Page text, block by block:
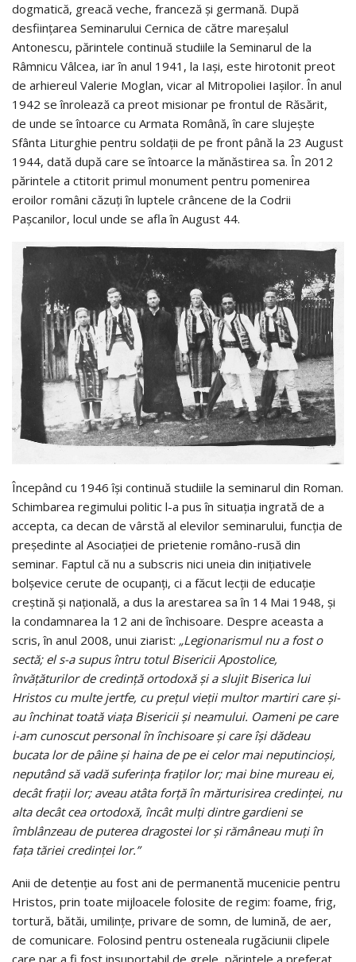
dogmatică, greacă veche, franceză şi germană. După
desfiinţarea Seminarului Cernica de către mareşalul
Antonescu, părintele continuă studiile la Seminarul de la
Râmnicu Vâlcea, iar în anul 1941, la Iaşi, este hirotonit preot
de arhiereul Valerie Moglan, vicar al Mitropoliei Iaşilor. În anul
1942 se înrolează ca preot misionar pe frontul de Răsărit,
de unde se întoarce cu Armata Română, în care slujeşte
Sfânta Liturghie pentru soldaţii de pe front până la 23 August
1944, dată după care se întoarce la mănăstirea sa. În 2012
părintele a ctitorit primul monument pentru pomenirea
eroilor români căzuţi în luptele crâncene de la Codrii
Paşcanilor, locul unde se afla în August 44.
Începând cu 1946 îşi continuă studiile la seminarul din Roman.
Schimbarea regimului politic l-a pus în situaţia ingrată de a
accepta, ca decan de vârstă al elevilor seminarului, funcţia de
preşedinte al Asociaţiei de prietenie româno-rusă din
seminar. Faptul că nu a subscris nici uneia din iniţiativele
bolşevice cerute de ocupanţi, ci a făcut lecţii de educaţie
creştină şi naţională, a dus la arestarea sa în 14 Mai 1948, şi
la condamnarea la 12 ani de închisoare. Despre aceasta a
scris, în anul 2008, unui ziarist: „Legionarismul nu a fost o
sectă; el s-a supus întru totul Bisericii Apostolice,
învăţăturilor de credinţă ortodoxă şi a slujit Biserica lui
Hristos cu multe jertfe, cu preţul vieţii multor martiri care şi-
au închinat toată viaţa Bisericii şi neamului. Oameni pe care
i-am cunoscut personal în închisoare şi care îşi dădeau
bucata lor de pâine şi haina de pe ei celor mai neputincioşi,
neputând să vadă suferinţa fraţilor lor; mai bine mureau ei,
decât fraţii lor; aveau atâta forţă în mărturisirea credinţei, nu
alta decât cea ortodoxă, încât mulţi dintre gardieni se
îmblânzeau de puterea dragostei lor şi rămâneau muţi în
faţa tăriei credinţei lor.”
Anii de detenţie au fost ani de permanentă mucenicie pentru
Hristos, prin toate mijloacele folosite de regim: foame, frig,
tortură, bătăi, umilinţe, privare de somn, de lumină, de aer,
de comunicare. Folosind pentru osteneala rugăciunii clipele
care par a fi fost insuportabil de grele, părintele a preferat